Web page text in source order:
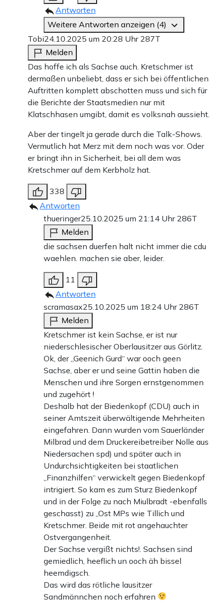
Antworten
Weitere Antworten anzeigen (4)
Tobi24.10.2025 um 20:28 Uhr 287T
Melden
Das hoffe ich als Sachse auch. Kretschmer ist
dermaßen unbeliebt, dass er sich bei öffentlichen
Auftritten komplett abschotten muss und sich für
die Berichte der Staatsmedien nur mit
Klatschhasen umgibt, damit es volksnah aussieht.
Aber der tingelt ja gerade durch die Talk-Shows.
Vermutlich hat Merz mit dem noch was vor. Oder
er bringt ihn in Sicherheit, bei all dem was
Kretschmer auf dem Kerbholz hat.
338
Antworten
thueringer25.10.2025 um 21:14 Uhr 286T
Melden
die sachsen duerfen halt nicht immer die cdu
waehlen. machen sie aber, leider.
11
Antworten
scramasax25.10.2025 um 18:24 Uhr 286T
Melden
Kretschmer ist kein Sachse, er ist nur
niederschlesischer Oberlausitzer aus Görlitz.
Ok, der „Geenich Gurd“ war ooch geen
Sachse, aber er und seine Gattin haben die
Menschen und ihre Sorgen ernstgenommen
und zugehört !
Deshalb hat der Biedenkopf (CDU) auch in
seiner Amtszeit überwältigende Mehrheiten
eingefahren. Dann wurden vom Sauerländer
Milbrad und dem Druckereibetreiber Nolle aus
Niedersachen spd) und später auch in
Undurchsichtigkeiten bei staatlichen
„Finanzhilfen“ verwickelt gegen Biedenkopf
intrigiert. So kam es zum Sturz Biedenkopf
und in der Folge zu nach Miulbradt -ebenfalls
geschasst) zu „Ost MPs wie Tillich und
Kretschmer. Beide mit rot angehauchter
Ostvergangenheit.
Der Sachse vergißt nichts!. Sachsen sind
gemiedlich, heeflich un ooch äh bissel
heemdigsch.
Das wird das rötliche lausitzer
Sandmännchen noch erfahren